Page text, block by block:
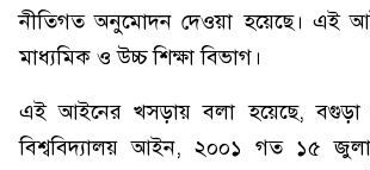
নীতিগত অনুমোদন দেওয়া হয়েছে। এই
মাধ্যমিক ও উচ্চ শিক্ষা বিভাগ।
এই আইনের খসড়ায় বলা হয়েছে, বগুড়া
বিশ্ববিদ্যালয় আইন, ২০০১ গত ১৫